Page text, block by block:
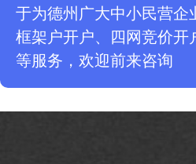
于为德州广大中小民营企
框架户开户、四网竞价开
等服务，欢迎前来咨询